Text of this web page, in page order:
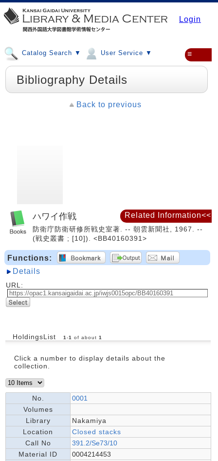
Login
Catalog Search ▼ User Service ▼ ≡
Bibliography Details
Back to previous
ハワイ作戦
防衛庁防衛研修所戦史室著. -- 朝雲新聞社, 1967. --
(戦史叢書 ; [10]). <BB40160391>
Functions:
Details
URL:
HoldingsList 1 -1 of about 1
Click a number to display details about the
collection.
No.
0001
Volumes
Library
Nakamiya
Location
Closed stacks
Call No
391.2/Se73/10
Material ID
0004214453
Related Information<<